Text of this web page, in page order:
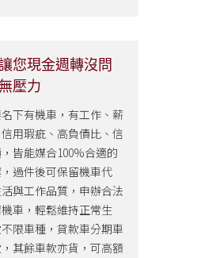
您現金週轉沒問
壓力
下有機車，有工作、薪
用瑕疵、高負債比、信
皆能媒合100%合適的
過件後可保留機車代
與工作品質，申辦合法
車，輕鬆維持正常生
限車種，貸款車分期車
其餘車款亦貨，可高額